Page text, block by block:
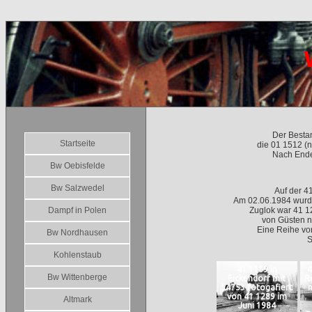
Startseite
Bw Oebisfelde
Bw Salzwedel
Dampf in Polen
Bw Nordhausen
Kohlenstaub
Bw Wittenberge
Altmark
Der
die 01 1512
Nach
Auf der
Am 02.06.1984
Zuglok war 41
von Güsten
Eine Reihe
41 1159 in
Eickendorf mit
54753 fotogafiert
von 41 1289 im
Juni 1984